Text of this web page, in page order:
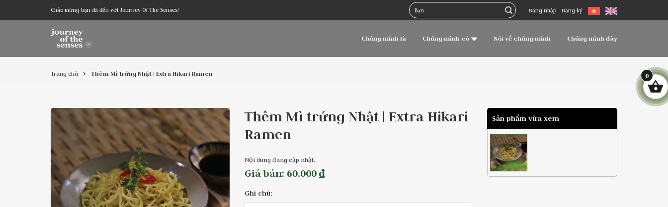
Chào mừng bạn đã đến với Journey Of The Senses! Đăng nhập Đăng ký
Chúng mình là Chúng mình có Nói về chúng mình Chúng mình đây
0
Trang chủ Thêm Mì trứng Nhật | Extra Hikari Ramen
Thêm Mì trứng Nhật | Extra Hikari
Ramen
Nội dung đang cập nhật.
Giá bán: 60.000 ₫
Ghi chú:
Sản phẩm vừa xem